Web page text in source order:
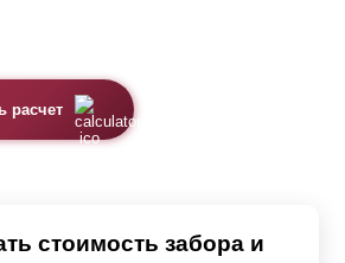
расчет
стоимость забора и